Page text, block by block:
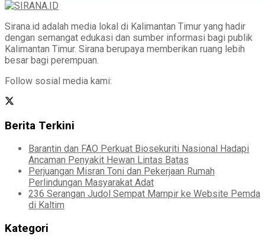
Sirana.id adalah media lokal di Kalimantan Timur yang hadir
dengan semangat edukasi dan sumber informasi bagi publik
Kalimantan Timur. Sirana berupaya memberikan ruang lebih
besar bagi perempuan.
Follow sosial media kami:
Berita Terkini
Barantin dan FAO Perkuat Biosekuriti Nasional Hadapi
Ancaman Penyakit Hewan Lintas Batas
Perjuangan Misran Toni dan Pekerjaan Rumah
Perlindungan Masyarakat Adat
236 Serangan Judol Sempat Mampir ke Website Pemda
di Kaltim
Kategori